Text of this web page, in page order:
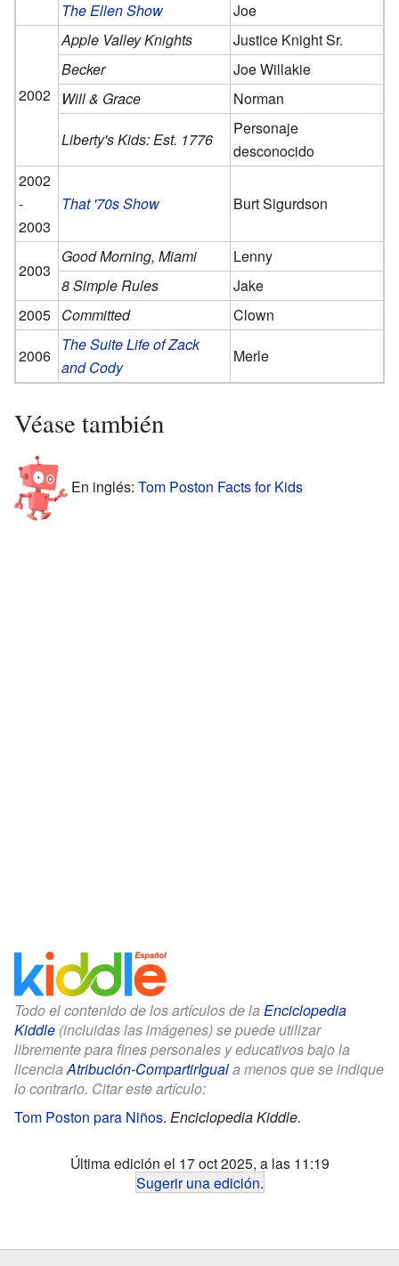
The Ellen Show
Joe
2002
Apple Valley Knights
Justice Knight Sr.
Becker
Joe Willakie
Will & Grace
Norman
Liberty's Kids: Est. 1776
Personaje
desconocido
2002
-
2003
That '70s Show Burt Sigurdson
2003
Good Morning, Miami
Lenny
8 Simple Rules
Jake
2005 Committed
Clown
2006
The Suite Life of Zack
and Cody
Merle
Véase también
En inglés: Tom Poston Facts for Kids
Todo el contenido de los artículos de la Enciclopedia
Kiddle (incluidas las imágenes) se puede utilizar
libremente para fines personales y educativos bajo la
licenciaAtribución-CompartirIguala menos que se indique
lo contrario. Citar este artículo:
Tom Poston para Niños. Enciclopedia Kiddle.
Última edición el 17 oct 2025, a las 11:19
Sugerir una edición.